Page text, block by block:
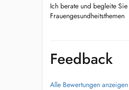
Ich berate und begleite
Frauengesundheitsthemen
Feedback
Alle Bewertungen anzeigen